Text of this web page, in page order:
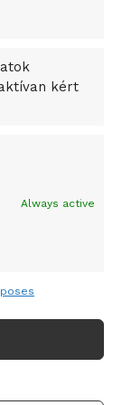
kért
Always active
az
– Birkózó